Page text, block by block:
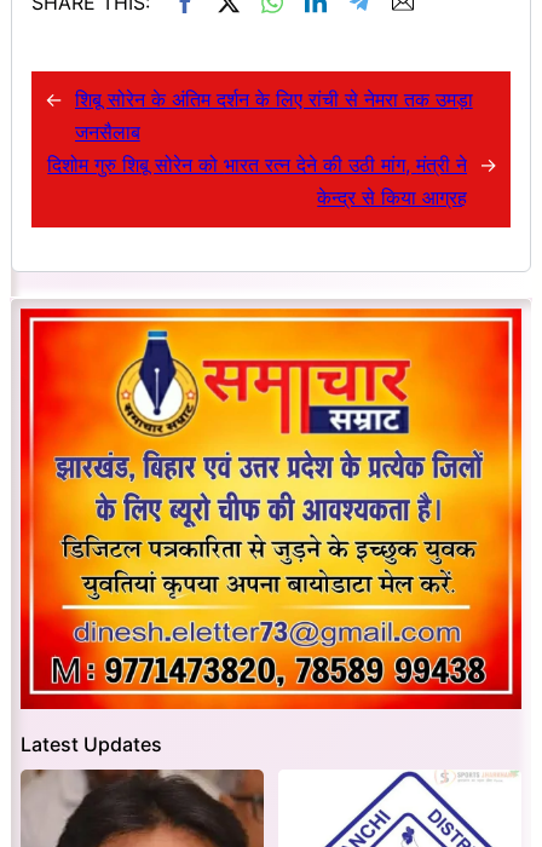
← शिबू सोरेन के अंतिम दर्शन के लिए रांची से नेमरा तक उमड़ा
जनसैलाब
दिशोम गुरु शिबू सोरेन को भारत रत्न देने की उठी मांग, मंत्री ने
केन्द्र से किया आग्रह
→
Latest Updates